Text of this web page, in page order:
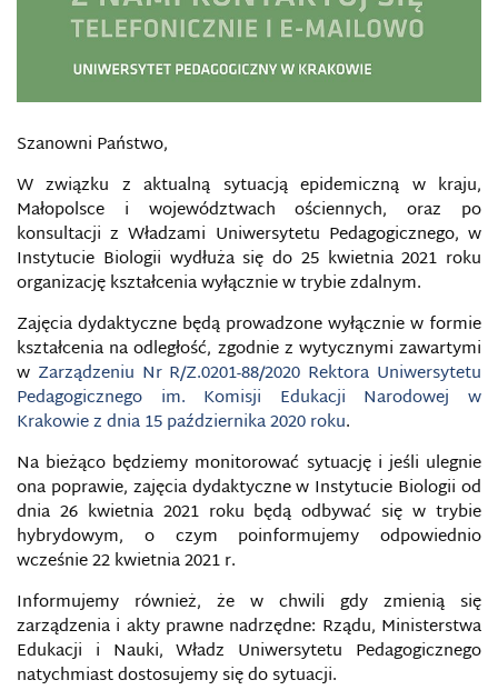
Szanowni Państwo,
W związku z aktualną sytuacją epidemiczną w kraju,
Małopolsce i województwach ościennych, oraz po
konsultacji z Władzami Uniwersytetu Pedagogicznego, w
Instytucie Biologii wydłuża się do 25 kwietnia 2021 roku
organizację kształcenia wyłącznie w trybie zdalnym.
Zajęcia dydaktyczne będą prowadzone wyłącznie w formie
kształcenia na odległość, zgodnie z wytycznymi zawartymi
w Zarządzeniu Nr R/Z.0201-88/2020 Rektora Uniwersytetu
Pedagogicznego im. Komisji Edukacji Narodowej w
Krakowie z dnia 15 października 2020 roku.
Na bieżąco będziemy monitorować sytuację i jeśli ulegnie
ona poprawie, zajęcia dydaktyczne w Instytucie Biologii od
dnia 26 kwietnia 2021 roku będą odbywać się w trybie
hybrydowym, o czym poinformujemy odpowiednio
wcześnie 22 kwietnia 2021 r.
Informujemy również, że w chwili gdy zmienią się
zarządzenia i akty prawne nadrzędne: Rządu, Ministerstwa
Edukacji i Nauki, Władz Uniwersytetu Pedagogicznego
natychmiast dostosujemy się do sytuacji.